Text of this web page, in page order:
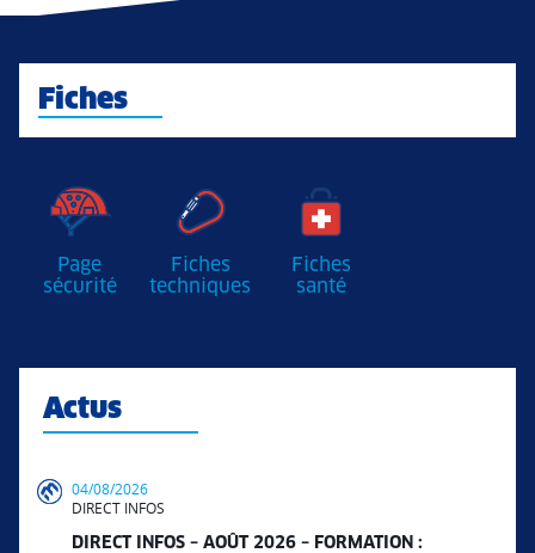
Fiches
Page
sécurité
Fiches
techniques
Fiches
santé
Actus
04/08/2026
DIRECT INFOS
DIRECT INFOS – AOÛT 2026 – FORMATION :